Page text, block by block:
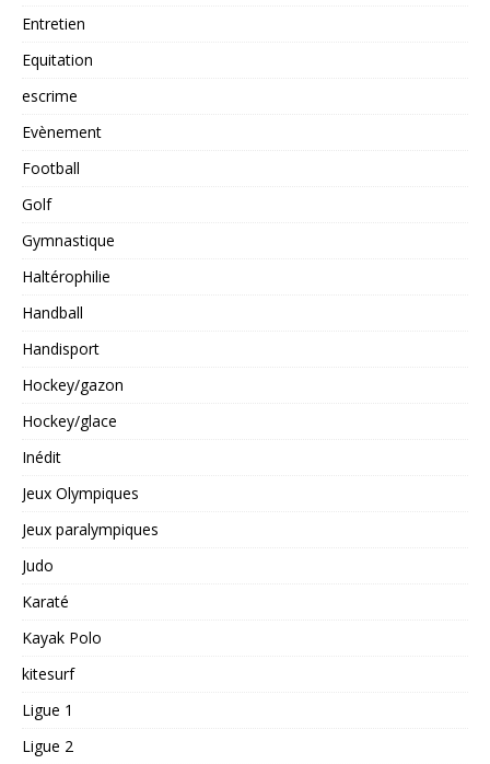
Entretien
Equitation
escrime
Evènement
Football
Golf
Gymnastique
Haltérophilie
Handball
Handisport
Hockey/gazon
Hockey/glace
Inédit
Jeux Olympiques
Jeux paralympiques
Judo
Karaté
Kayak Polo
kitesurf
Ligue 1
Ligue 2